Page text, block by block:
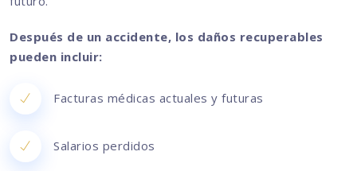
Después de un accidente, los daños recuperables
pueden incluir:
Facturas médicas actuales y futuras
Salarios perdidos